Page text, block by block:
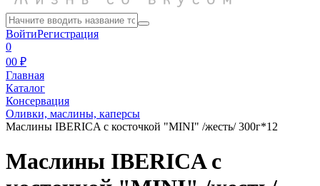
ВойтиРегистрация
0
00 ₽
Главная
Каталог
Консервация
Оливки, маслины, каперсы
Маслины IBERICA с косточкой "MINI" /жесть/ 300г*12
Маслины IBERICA с